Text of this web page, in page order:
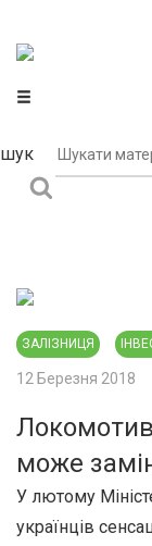
ЗАЛІЗНИЦЯ
12 Березня 2018
може
У лютому
українців